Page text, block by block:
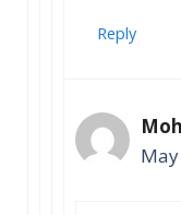
Reply